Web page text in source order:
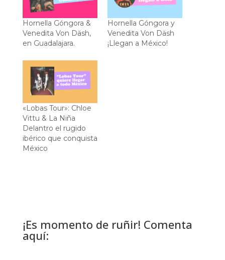
Hornella Góngora &
Venedita Von Däsh,
en Guadalajara.
Hornella Góngora y
Venedita Von Däsh
¡Llegan a México!
«Lobas Tour»: Chloe
Vittu & La Niña
Delantro el rugido
ibérico que conquista
México
¡Es momento de ruñir! Comenta
aquí: